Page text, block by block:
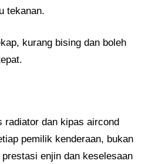
tekanan.
kurang bising dan boleh
radiator dan kipas aircond
pemilik kenderaan, bukan
enjin dan keselesaan